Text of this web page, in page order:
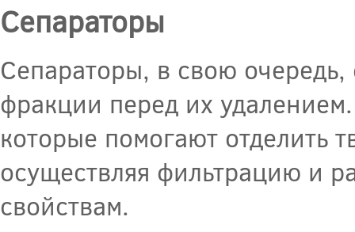
Сепараторы
Сепараторы, в свою
фракции перед их
которые помогают отделить
осуществляя фильтрацию и
свойствам.